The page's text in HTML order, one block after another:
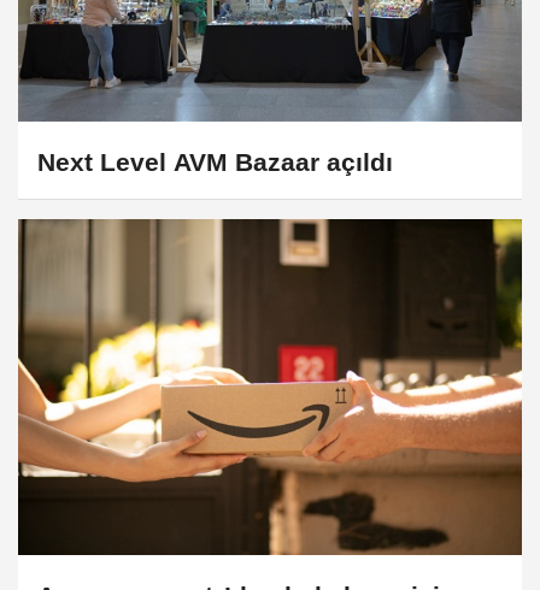
Next Level AVM Bazaar açıldı